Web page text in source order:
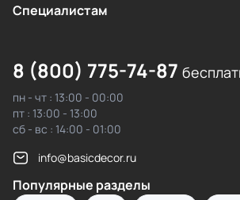
Cпециалистам
8 (800) 775-74-87
пн - чт : 13:00 - 00:00
пт : 13:00 - 13:00
сб - вс : 14:00 - 01:00
info@basicdecor.ru
Популярные разделы